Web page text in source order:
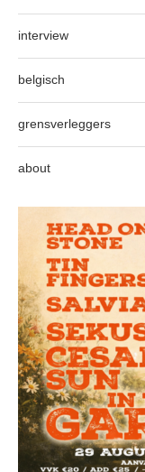
interview
belgisch
grensverleggers
about